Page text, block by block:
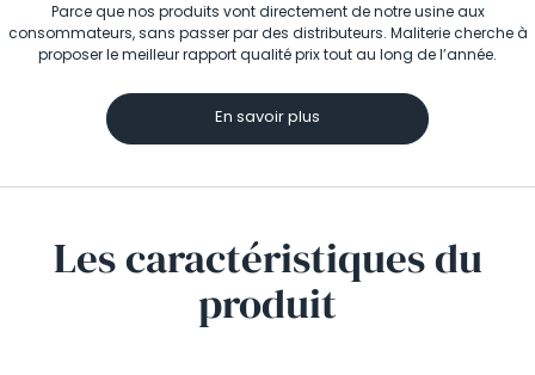
Parce que nos produits vont directement de notre usine aux
consommateurs, sans passer par des distributeurs. Maliterie cherche à
proposer le meilleur rapport qualité prix tout au long de l’année.
En savoir plus
Les caractéristiquesdu
produit